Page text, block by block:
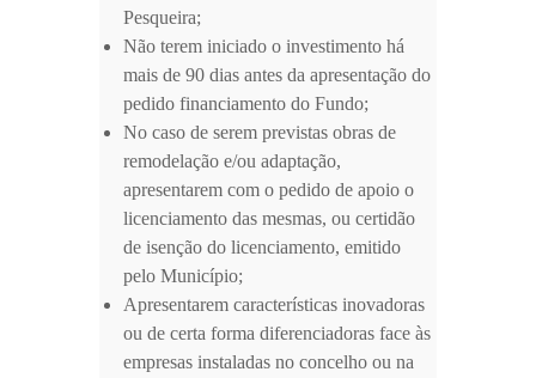
Pesqueira;
Não terem iniciado o investimento há
mais de 90 dias antes da apresentação do
pedido financiamento do Fundo;
No caso de serem previstas obras de
remodelação e/ou adaptação,
apresentarem com o pedido de apoio o
licenciamento das mesmas, ou certidão
de isenção do licenciamento, emitido
pelo Município;
Apresentarem características inovadoras
ou de certa forma diferenciadoras face às
empresas instaladas no concelho ou na